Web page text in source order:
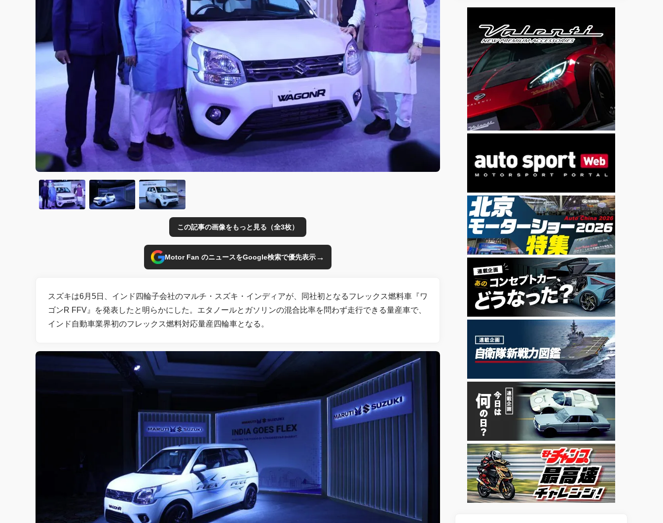
この記事の画像をもっと見る（全3枚）
Motor Fan のニュースをGoogle検索で優先表示→
スズキは6月5日、インド四輪子会社のマルチ・スズキ・インディアが、同社初となるフレックス燃料車『ワ
ゴンR FFV』を発表したと明らかにした。エタノールとガソリンの混合比率を問わず走行できる量産車で、
インド自動車業界初のフレックス燃料対応量産四輪車となる。